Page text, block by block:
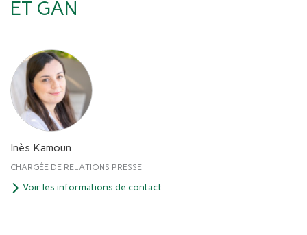
ET GAN
Inès Kamoun
CHARGÉE DE RELATIONS PRESSE
Voir les informations de contact